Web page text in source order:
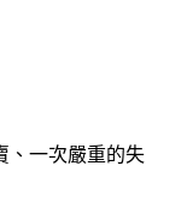
、一次嚴重的失